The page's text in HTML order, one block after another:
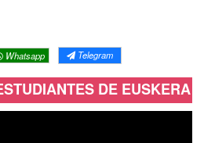
Whatsapp Telegram
DE EUSKERA